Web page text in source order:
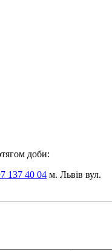
доби:
137 40 04 м. Львів вул.